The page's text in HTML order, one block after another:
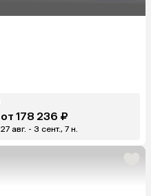
от 178 236 ₽
27 авг. - 3 сент., 7 н.